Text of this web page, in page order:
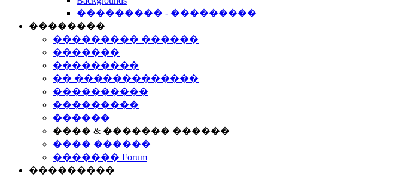
��������� - ���������
��������
��������� ������
�������
���������
�� �������������
����������
���������
������
���� & ������� ������
���� ������
������� Forum
���������